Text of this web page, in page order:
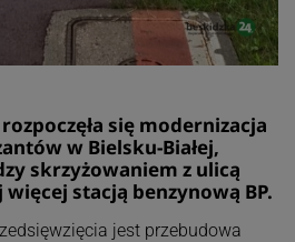
się modernizacja
w Bielsku-Białej,
skrzyżowaniem z ulicą
stacją benzynową BP.
jest przebudowa